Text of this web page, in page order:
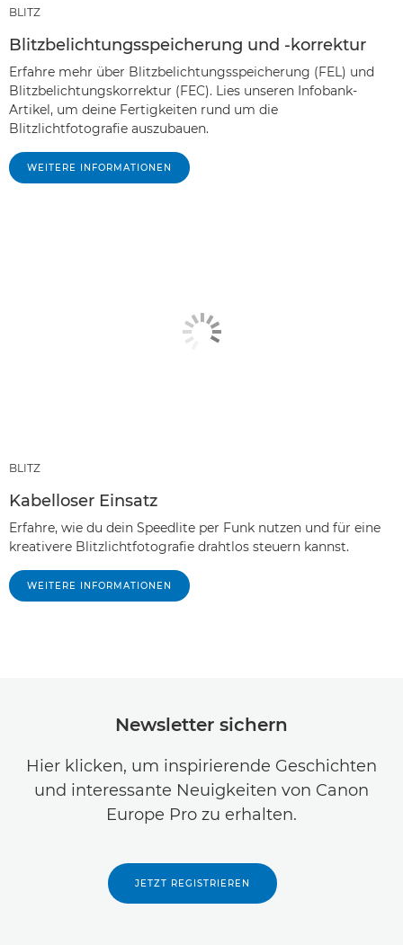
BLITZ
Blitzbelichtungsspeicherung und -korrektur
Erfahre mehr über Blitzbelichtungsspeicherung (FEL) und
Blitzbelichtungskorrektur (FEC). Lies unseren Infobank-
Artikel, um deine Fertigkeiten rund um die
Blitzlichtfotografie auszubauen.
WEITERE INFORMATIONEN
BLITZ
Kabelloser Einsatz
Erfahre, wie du dein Speedlite per Funk nutzen und für eine
kreativere Blitzlichtfotografie drahtlos steuern kannst.
WEITERE INFORMATIONEN
Newsletter sichern
Hier klicken, um inspirierende Geschichten
und interessante Neuigkeiten von Canon
Europe Pro zu erhalten.
JETZT REGISTRIEREN